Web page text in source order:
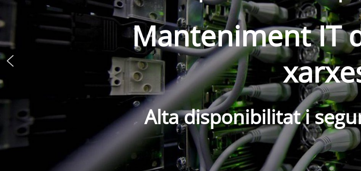
Manteniment IT
Alta disponibilitat i